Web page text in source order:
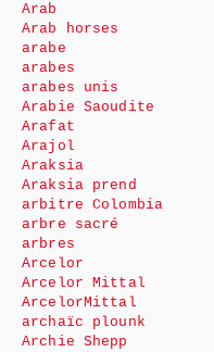
Arab
Arab horses
arabe
arabes
arabes unis
Arabie Saoudite
Arafat
Arajol
Araksia
Araksia prend
arbitre Colombia
arbre sacré
arbres
Arcelor
Arcelor Mittal
ArcelorMittal
archaïc plounk
Archie Shepp